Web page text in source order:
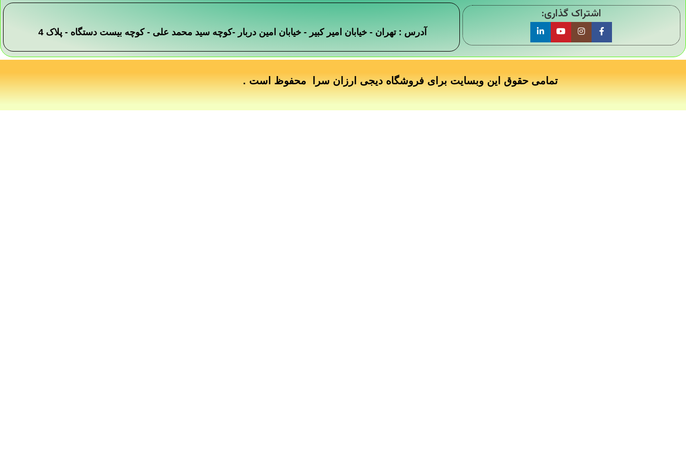
اشتراک گذاری:
آدرس : تهران - خیابان امیر کبیر - خیابان امین دربار -کوچه سید محمد علی - کوچه بیست دستگاه - پلاک 4
تمامی حقوق این وبسایت برای فروشگاه دیجی ارزان سرا محفوظ است .